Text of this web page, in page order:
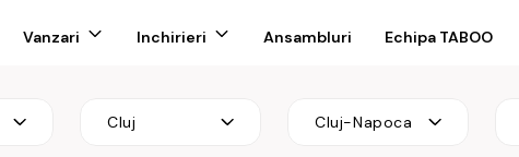
Vanzari Inchirieri Ansambluri Echipa TABOO
Cluj Cluj-Napoca